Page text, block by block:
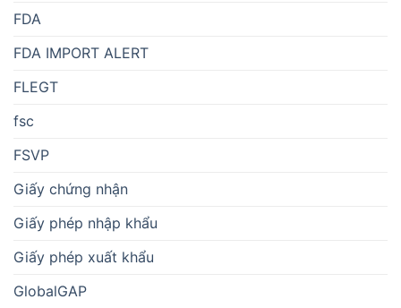
FDA
FDA IMPORT ALERT
FLEGT
fsc
FSVP
Giấy chứng nhận
Giấy phép nhập khẩu
Giấy phép xuất khẩu
GlobalGAP